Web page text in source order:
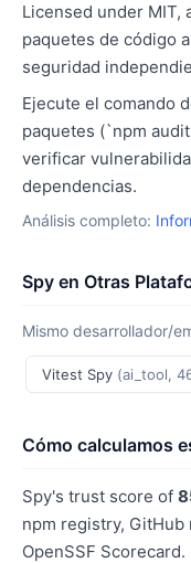
Licensed under MIT,
paquetes de código
seguridad
Ejecute el comando
paquetes (`npm
verificar
dependencias.
Análisis completo:
Spy en Otras
Mismo desarrollador/
Vitest Spy (ai_tool,
Cómo calculamos
Spy's trust score of
npm registry, GitHub
OpenSSF